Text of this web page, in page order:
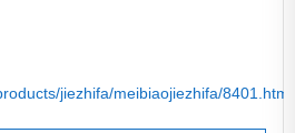
jiezhifa/meibiaojiezhifa/8401.html